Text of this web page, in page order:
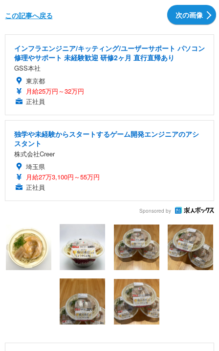
次の画像
この記事へ戻る
インフラエンジニア/キッティング/ユーザーサポート パソコン
修理やサポート 未経験歓迎 研修2ヶ月 直行直帰あり
GSS本社
東京都
月給25万円～32万円
正社員
独学や未経験からスタートするゲーム開発エンジニアのアシ
スタント
株式会社Creer
埼玉県
月給27万3,100円～55万円
正社員
Sponsored by